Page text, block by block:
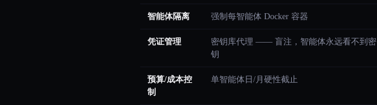
智能体隔离 强制每智能体 Docker 容器
凭证管理
密钥库代理 —— 盲注，智能体永远看不到密
钥
预算/成本控
制
单智能体日/月硬性截止